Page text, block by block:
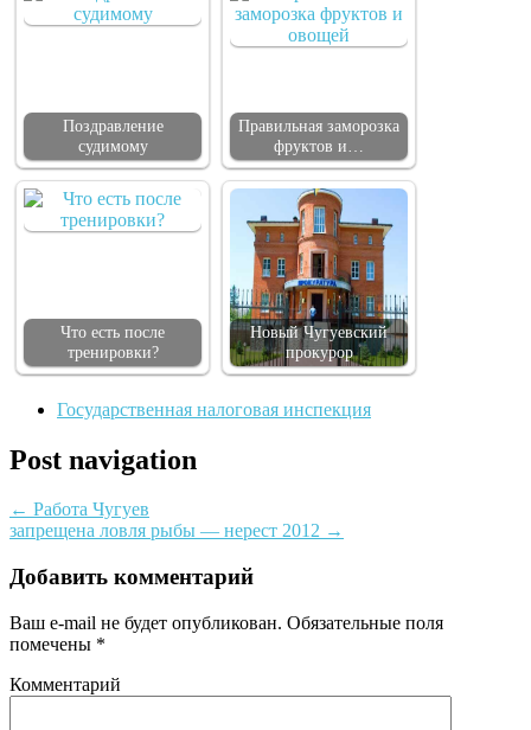
Поздравление
судимому
Правильная заморозка
фруктов и…
Что есть после
тренировки?
Новый Чугуевский
прокурор
Государственная налоговая инспекция
Post navigation
← Работа Чугуев
запрещена ловля рыбы — нерест 2012 →
Добавить комментарий
Ваш e-mail не будет опубликован. Обязательные поля
помечены *
Комментарий